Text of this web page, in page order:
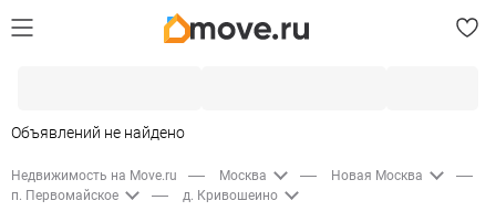
Объявлений не найдено
Недвижимость на Move.ru Москва
Новая Москва
п. Первомайское
д. Кривошеино